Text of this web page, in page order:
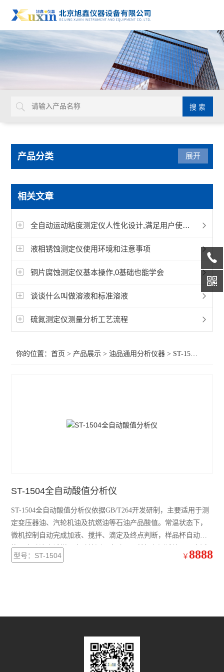
产品分类
水质检测仪
发动机冷却液检测仪器
油品通用分析仪器
展开
相关文章
全自动运动粘度测定仪人性化设计,满足用户使用需求
液相锈蚀测定仪使用环境和注意事项
铜片腐蚀测定仪基本操作,0基础也能学会
谈谈什么叫做溶液和标准溶液
硫氮测定仪测量分析工艺流程
你的位置：首页 > 产品展示 >油品通用分析仪器 > ST-1504全自动酸值分析仪
ST-1504全自动酸值分析仪
ST-1504全自动酸值分析仪依据GB/T264开发研制，主要适用于测
定变压器油、汽轮机油及抗燃油等石油产品酸值。常温状态下，
微机控制自动完成加液、搅拌、滴定及终点判断，样品杯自动转
换、自动滴定试样、自动检测，自动显示并打印测试结果。广泛
应用于电力、石油、化工、高校、商检及科研等部门。
型号：ST-1504 ￥ 8888